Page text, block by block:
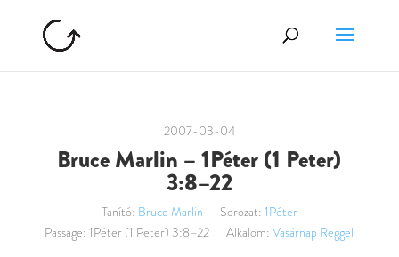
2007-03-04
Bruce Marlin – 1Péter (1 Peter)
3:8–22
Tanító: Bruce Marlin Sorozat: 1Péter
Passage: 1Péter (1 Peter) 3:8–22 Alkalom: Vasárnap Reggel